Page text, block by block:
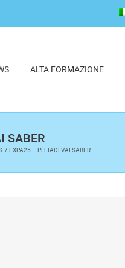
ALTA FORMAZIONE
SABER
EXPA25 – PLEIADI VAI SABER